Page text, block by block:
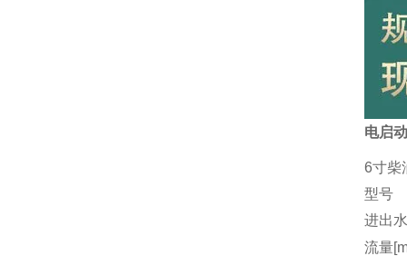
电启
6寸柴
型号
进出
流量